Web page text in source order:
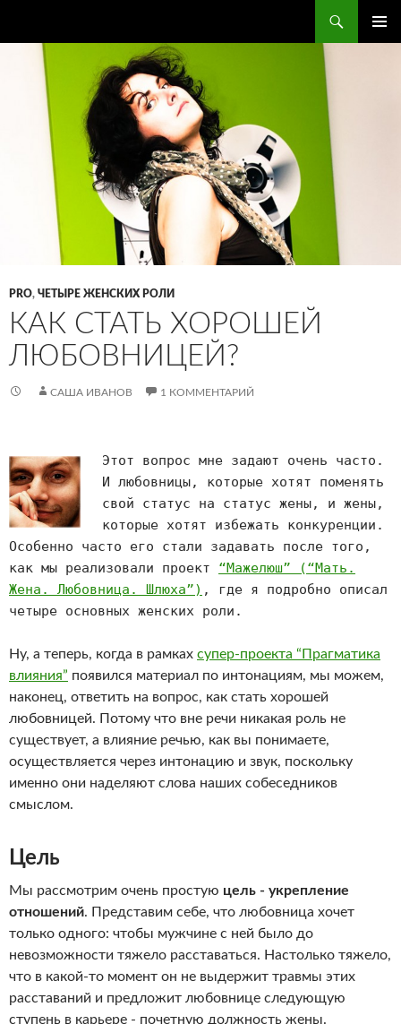
СОДЕРЖИМОМУ
PRO, ЧЕТЫРЕ ЖЕНСКИХ РОЛИ
КАК СТАТЬ ХОРОШЕЙ
ЛЮБОВНИЦЕЙ?
САША ИВАНОВ 1 КОММЕНТАРИЙ
Этот вопрос мне задают очень часто.
И любовницы, которые хотят поменять
свой статус на статус жены, и жены,
которые хотят избежать конкуренции.
Особенно часто его стали задавать после того,
как мы реализовали проект “Мажелюш” (“Мать.
Жена. Любовница. Шлюха”) , где я подробно описал
четыре основных женских роли.
Ну, а теперь, когда в рамках супер-проекта “Прагматика
влияния” появился материал по интонациям, мы можем,
наконец, ответить на вопрос, как стать хорошей
любовницей. Потому что вне речи никакая роль не
существует, а влияние речью, как вы понимаете,
осуществляется через интонацию и звук, поскольку
именно они наделяют слова наших собеседников
смыслом.
Цель
Мы рассмотрим очень простую цель - укрепление
отношений. Представим себе, что любовница хочет
только одного: чтобы мужчине с ней было до
невозможности тяжело расставаться. Настолько тяжело,
что в какой-то момент он не выдержит травмы этих
расставаний и предложит любовнице следующую
ступень в карьере - почетную должность жены.